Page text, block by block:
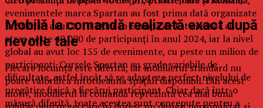
evenimentele marca Spartan au fost prima dată organizate
în SUA, în anul 2010. Doar în Europa de Est acestea au
atras peste 40.000 de participanți în anul 2024, iar la nivel
global au avut loc 155 de evenimente, cu peste un milion de
participanți. Cursele Spartan au grade variabile de
dificultate, astfel încât să se adapteze perfect nivelului de
pregătire fizică a fiecărui participant. Chiar dacă într-o
măsură diferită, toate acestea sunt concepute pentru a
Mobilă la comandă realizată exact după
nevoile tale
Fiecare locuință este diferită, iar mobilierul standard nu
poate valorifica întotdeauna spațiul disponibil. Din acest
motiv, mobilierul la comandă reprezintă cea mai bună